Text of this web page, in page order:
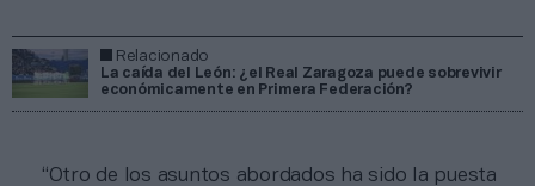
Relacionado
La caída del León: ¿el Real Zaragoza puede sobrevivir
económicamente en Primera Federación?
“Otro de los asuntos abordados ha sido la puesta